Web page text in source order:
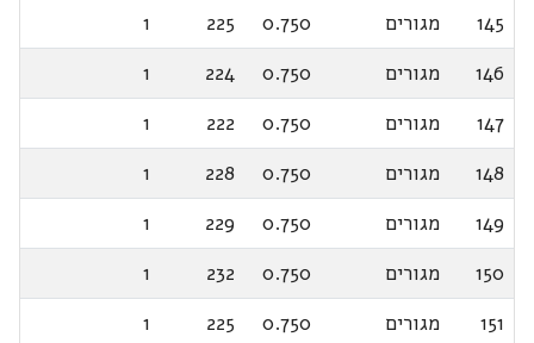
145
מגורים 0.750
225
1
146
מגורים 0.750
224
1
147
מגורים 0.750
222
1
148
מגורים 0.750
228
1
149
מגורים 0.750
229
1
150
מגורים 0.750
232
1
151
מגורים 0.750
225
1